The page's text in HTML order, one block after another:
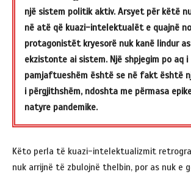
një sistem politik aktiv. Arsyet për këtë
në atë që kuazi-intelektualët e quajnë
protagonistët kryesorë nuk kanë lindur
ekzistonte ai sistem. Një shpjegim po aq i
pamjaftueshëm është se në fakt është
i përgjithshëm, ndoshta me përmasa
natyre pandemike.
Këto perla të kuazi-intelektualizmit
nuk arrijnë të zbulojnë thelbin, por as nuk e